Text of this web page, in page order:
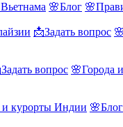
🌸Блог
📩Задать вопрос
вопрос 🌸Города
и курорты Индии 🌸Блог